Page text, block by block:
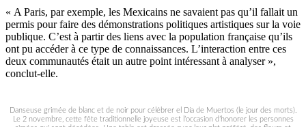
« A Paris, par exemple, les Mexicains ne savaient pas qu’il fallait un
permis pour faire des démonstrations politiques artistiques sur la voie
publique. C’est à partir des liens avec la population française qu’ils
ont pu accéder à ce type de connaissances. L’interaction entre ces
deux communautés était un autre point intéressant à analyser »,
conclut-elle.
Danseuse grimée de blanc et de noir pour célébrer el Día de Muertos (le jour des morts).
Le 2 novembre, cette fête traditionnelle joyeuse est l’occasion d’honorer les personnes